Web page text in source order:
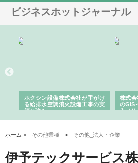
ビジネスホットジャーナル
ホクシン設備株式会社が手がけ
る給排水空調消火設備工事の実
績と強み
株式会
のGIS
入メリ
ホーム > その他業種 > その他_法人・企業
伊予テックサービス